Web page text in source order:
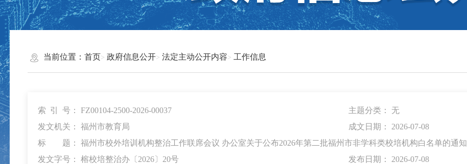
当前位置： 首页 政府信息公开 法定主动公开内容 工作信息
索 引 号： FZ00104-2500-2026-00037 主题分类： 无
发文机关： 福州市教育局
成文日期： 2026-07-08
标 题： 福州市校外培训机构整治工作联席会议 办公室关于公布2026年第二批福州市非学科类校培机构白名单的通知
发文字号： 榕校培整治办〔2026〕20号
发布日期： 2026-07-08